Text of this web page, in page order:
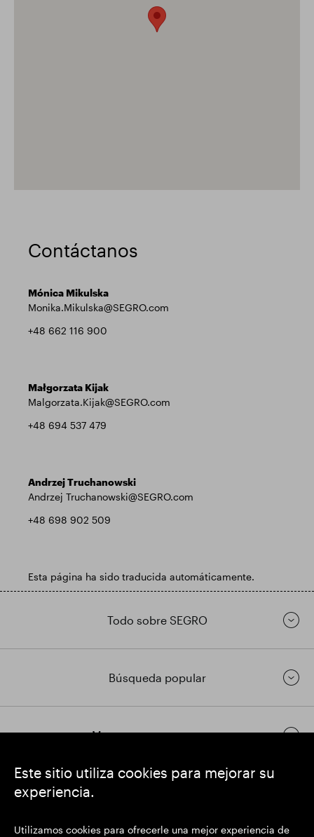
Este sitio utiliza cookies para mejorar su
experiencia.
Utilizamos cookies para ofrecerle una mejor experiencia de
Contáctanos
Mónica Mikulska
Monika.Mikulska@SEGRO.com
+48 662 116 900
Małgorzata Kijak
Malgorzata.Kijak@SEGRO.com
+48 694 537 479
Andrzej Truchanowski
Andrzej Truchanowski@SEGRO.com
+48 698 902 509
Esta página ha sido traducida automáticamente.
Todo sobre SEGRO
Búsqueda popular
Mantenerse en contacto